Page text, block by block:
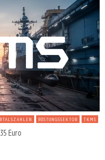
RÜSTUNGSSEKTOR TKMS
Euro